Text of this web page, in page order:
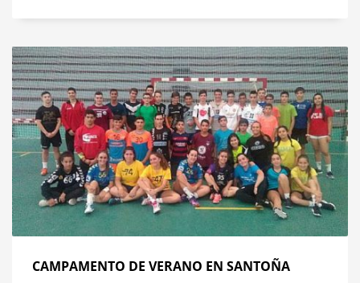
CAMPAMENTO DE VERANO EN SANTOÑA